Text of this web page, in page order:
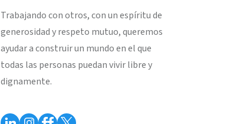
Trabajando con otros, con un espíritu de
generosidad y respeto mutuo, queremos
ayudar a construir un mundo en el que
todas las personas puedan vivir libre y
dignamente.